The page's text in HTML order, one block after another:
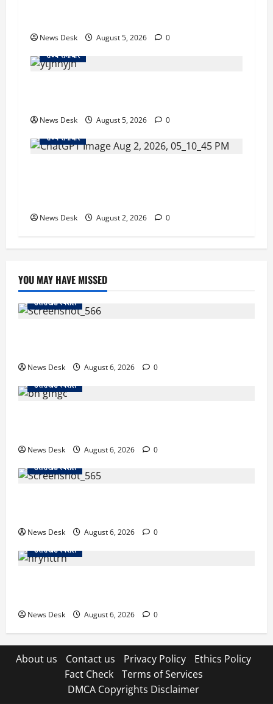
News Desk August 5, 2026
0
राज्य समाचार
News Desk August 5, 2026
0
राज्य समाचार
News Desk August 2, 2026 0
YOU MAY HAVE MISSED
उत्तराखंड स्पेशल
News Desk August 6, 2026
0
उत्तराखंड स्पेशल
News Desk August 6, 2026
0
उत्तराखंड स्पेशल
News Desk August 6, 2026
0
उत्तराखंड स्पेशल
News Desk August 6, 2026 0
About us Contact us Privacy Policy
Ethics Policy
Fact Check
Terms of Services
DMCA Copyrights Disclaimer